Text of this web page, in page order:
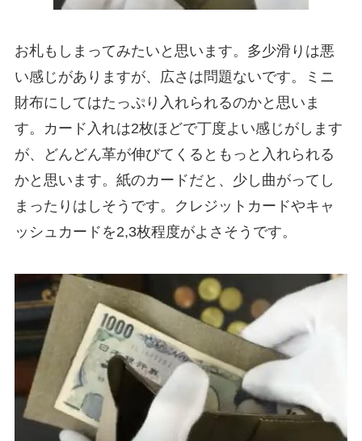
お札もしまってみたいと思います。多少滑りは悪
い感じがありますが、広さは問題ないです。ミニ
財布にしてはたっぷり入れられるのかと思いま
す。カード入れは2枚ほどで丁度よい感じがします
が、どんどん革が伸びてくるともっと入れられる
かと思います。紙のカードだと、少し曲がってし
まったりはしそうです。クレジットカードやキャ
ッシュカードを2,3枚程度がよさそうです。